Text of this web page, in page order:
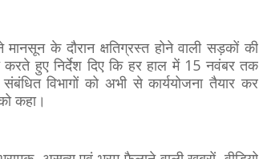
के दौरान क्षतिग्रस्त होने वाली सड़कों की
करते हुए निर्देश दिए कि हर हाल में 15 नवंबर तक
विभागों को अभी से कार्ययोजना तैयार कर
कहा।